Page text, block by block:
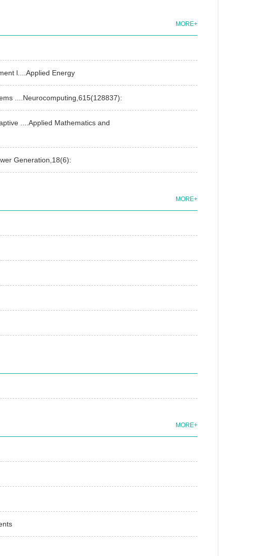
MORE+
l....Applied Energy
....Neurocomputing,615(128837):
....Applied Mathematics and
Generation,18(6):
MORE+
MORE+